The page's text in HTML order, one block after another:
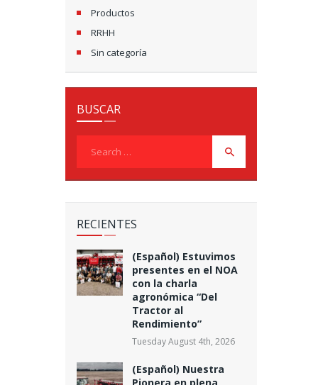
Productos
RRHH
Sin categoría
BUSCAR
RECIENTES
(Español) Estuvimos
presentes en el NOA
con la charla
agronómica “Del
Tractor al
Rendimiento”
Tuesday August 4th, 2026
(Español) Nuestra